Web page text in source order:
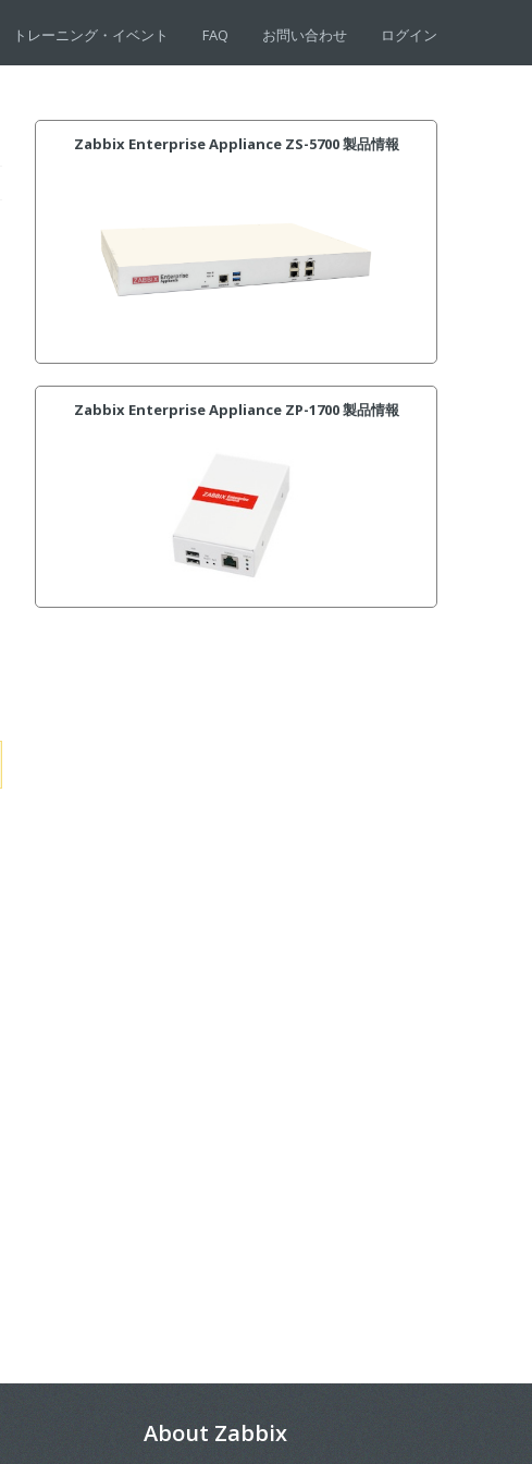
トレーニング・イベント FAQ お問い合わせ ログイン
Zabbix Enterprise Appliance ZS-5700 製品情報
Zabbix Enterprise Appliance ZP-1700 製品情報
About Zabbix